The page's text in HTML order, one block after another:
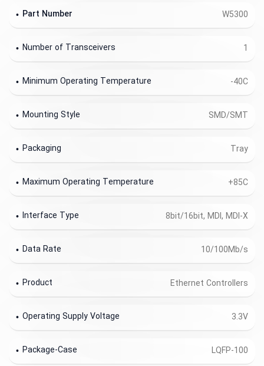
W5300
Part Number
1
Number of Transceivers
-40C
Minimum Operating Temperature
SMD/SMT
Mounting Style
Tray
Packaging
+85C
Maximum Operating Temperature
8bit/16bit, MDI, MDI-X
Interface Type
10/100Mb/s
Data Rate
Ethernet Controllers
Product
3.3V
Operating Supply Voltage
LQFP-100
Package-Case